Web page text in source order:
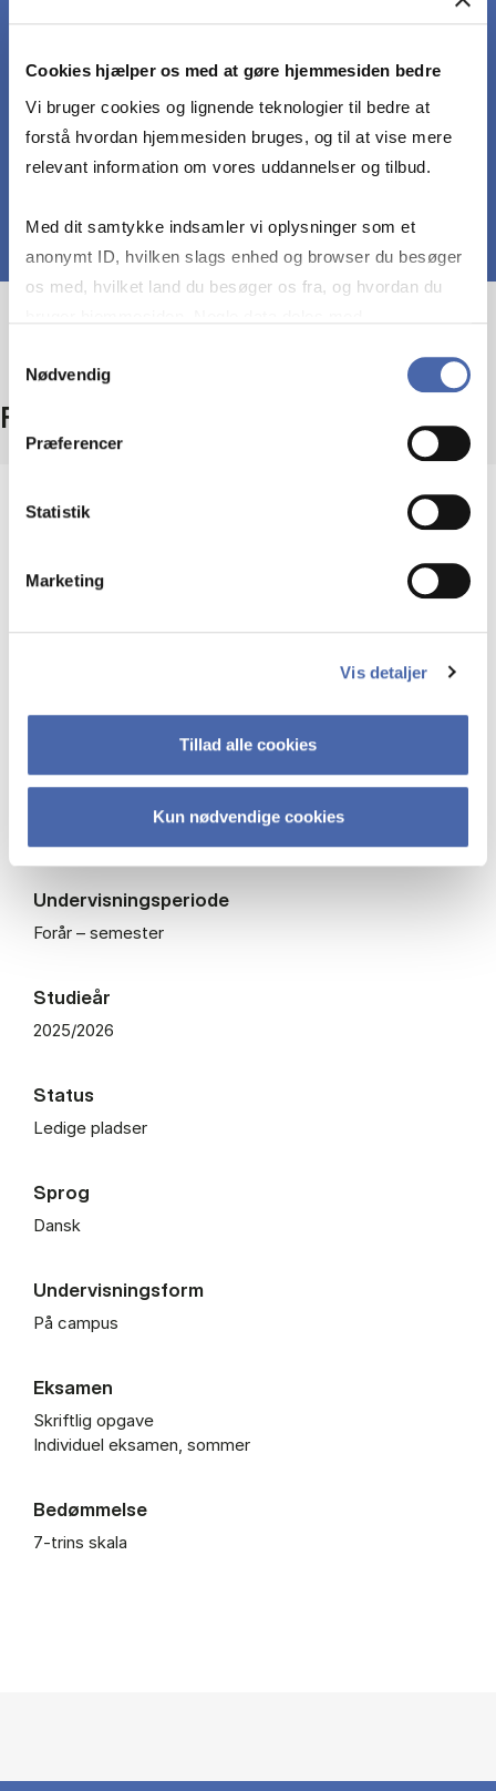
Cookies hjælper os med at gøre hjemmesiden bedre
Vi bruger cookies og lignende teknologier til bedre at
forstå hvordan hjemmesiden bruges, og til at vise mere
relevant information om vores uddannelser og tilbud.
Med dit samtykke indsamler vi oplysninger som et
anonymt ID, hvilken slags enhed og browser du besøger
os med, hvilket land du besøger os fra, og hvordan du
markedsføring. Du bestemmer selv - og kan altid trække
Nødvendig
Præferencer
Statistik
Marketing
Vis detaljer
Tillad alle cookies
Kun nødvendige cookies
argumentere for og reflektere over den valgte
faglitteratur.
Fakta
Niveau
Obligatorisk fag
Undervisningsperiode
Forår – semester
Studieår
2025/2026
Status
Ledige pladser
Sprog
Dansk
Undervisningsform
På campus
Eksamen
Skriftlig opgave
Individuel eksamen, sommer
Bedømmelse
7-trins skala